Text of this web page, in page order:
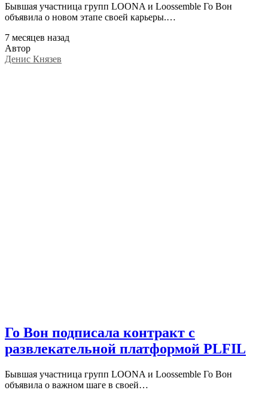
Бывшая участница групп LOONA и Loossemble Го Вон
объявила о новом этапе своей карьеры.…
7 месяцев назад
Автор
Денис Князев
Го Вон подписала контракт с
развлекательной платформой PLFIL
Бывшая участница групп LOONA и Loossemble Го Вон
объявила о важном шаге в своей…